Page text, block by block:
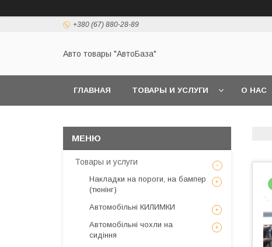
+380 (67) 880-28-89
Авто товары "АвтоБаза"
ГЛАВНАЯ ТОВАРЫ И УСЛУГИ О НАС
Товары и услуги
Накладки на пороги, на бампер
(тюнінг)
Автомобільні КИЛИМКИ
Автомобільні чохли на
сидіння